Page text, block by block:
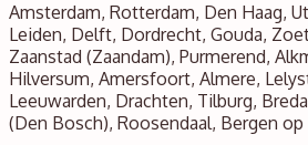
Amsterdam, Rotterdam, Den Haag,
Leiden, Delft, Dordrecht, Gouda,
Zaanstad (Zaandam), Purmerend,
Hilversum, Amersfoort, Almere,
Leeuwarden, Drachten, Tilburg,
(Den Bosch), Roosendaal, Bergen